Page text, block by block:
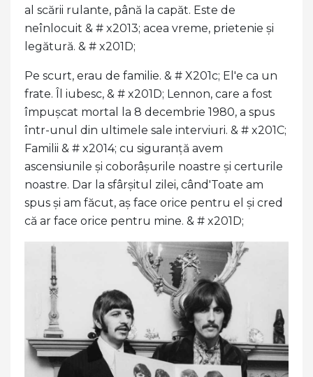
al scării rulante, până la capăt. Este de
neînlocuit & # x2013; acea vreme, prietenie și
legătură. & # x201D;
Pe scurt, erau de familie. & # X201c; El'e ca un
frate. Îl iubesc, & # x201D; Lennon, care a fost
împușcat mortal la 8 decembrie 1980, a spus
într-unul din ultimele sale interviuri. & # x201C;
Familii & # x2014; cu siguranță avem
ascensiunile și coborâșurile noastre și certurile
noastre. Dar la sfârșitul zilei, când'Toate am
spus și am făcut, aș face orice pentru el și cred
că ar face orice pentru mine. & # x201D;